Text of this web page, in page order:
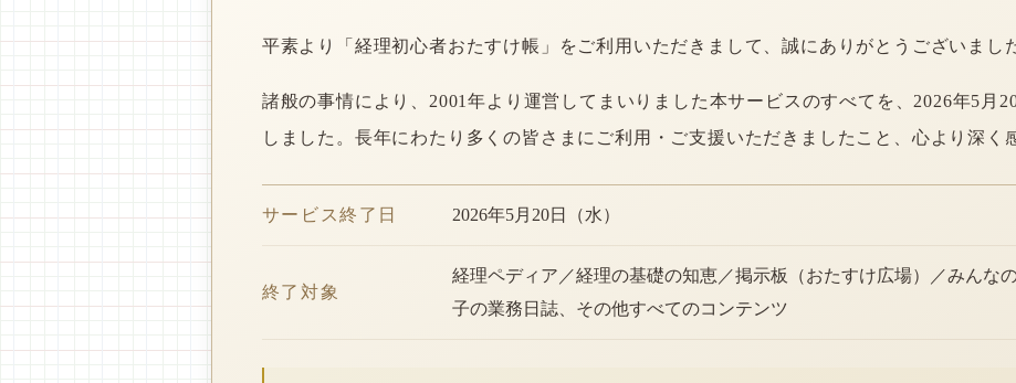
平素より「経理初心者おたすけ帳」をご利用いただきまして、誠にありがとうございまし
諸般の事情により、2001年より運営してまいりました本サービスのすべてを、2026年5月
しました。長年にわたり多くの皆さまにご利用・ご支援いただきましたこと、心より深く
サービス終了日 2026年5月20日（水）
終了対象
経理ペディア／経理の基礎の知恵／掲示板（おたすけ広場）／みんな
子の業務日誌、その他すべてのコンテンツ